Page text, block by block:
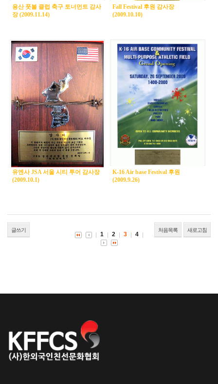
용산 풋볼 클럽 축구 토너먼트 감사
장 (2009.11.14)
Fall Festival 후원 감사장
(2009.10.10)
유엔사 JSA 서울 시티 투어 감사장
(2009.10.1)
K-16 Air base Festival 후원
(2009.9.26)
글쓰기 처음목록 새로고침
1 2 3 4